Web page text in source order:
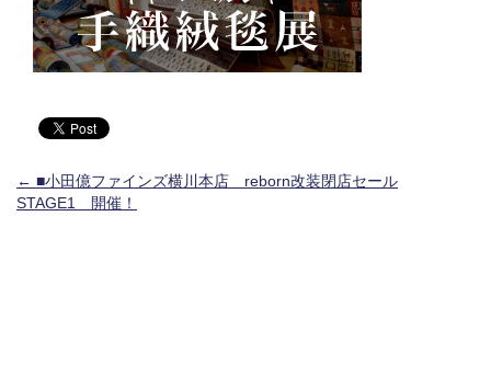
投稿ナビゲーション
← ■小田億ファインズ横川本店 reborn改装閉店セール
STAGE1 開催！